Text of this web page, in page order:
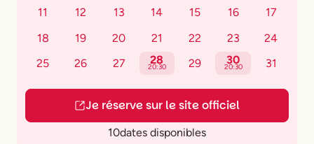
11
12 13 14 15 16
17
18
19 20 21 22 23
24
25
26 27 28
20:30 29 30
20:30 31
Je réserve sur le site officiel
10dates disponibles